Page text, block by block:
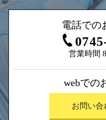
電話での
営業時間
webでの
お問い合